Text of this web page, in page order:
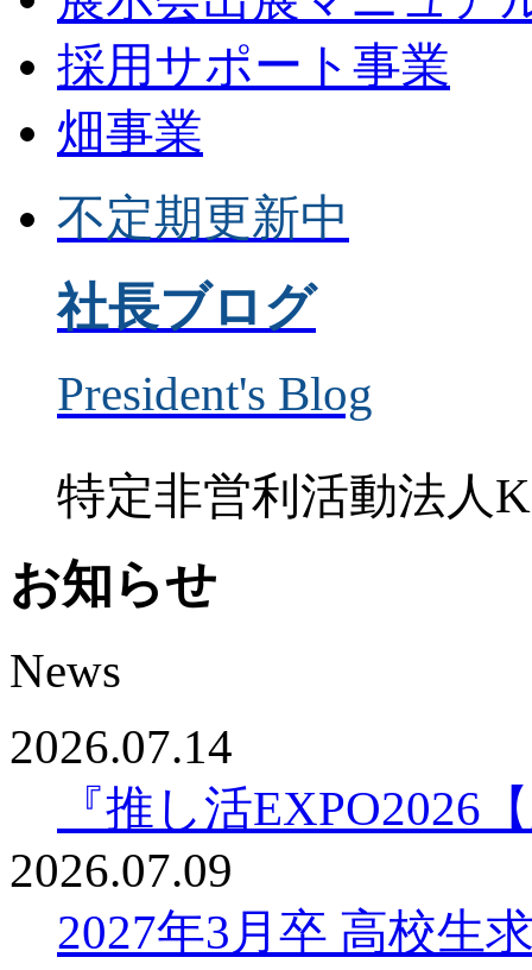
採用サポート事業
畑事業
不定期更新中
社長ブログ
President's Blog
特定非営利活動法人
お知らせ
News
2026.07.14
『推し活EXPO2026
2026.07.09
2027年3月卒 高校生